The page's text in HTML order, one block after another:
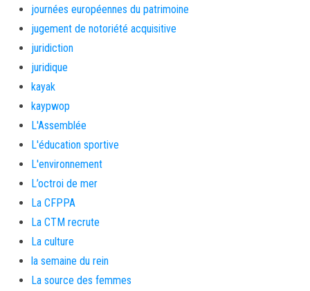
journées européennes du patrimoine
jugement de notoriété acquisitive
juridiction
juridique
kayak
kaypwop
L'Assemblée
L'éducation sportive
L'environnement
L’octroi de mer
La CFPPA
La CTM recrute
La culture
la semaine du rein
La source des femmes